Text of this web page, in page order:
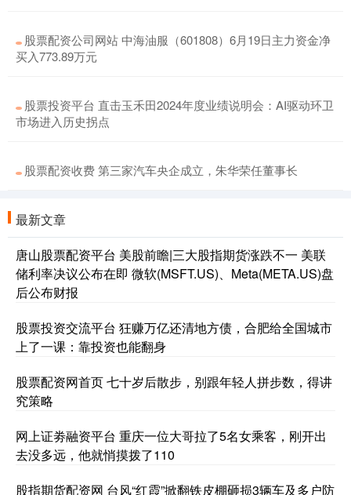
股票配资公司网站 中海油服（601808）6月19日主力资金净
买入773.89万元
股票投资平台 直击玉禾田2024年度业绩说明会：AI驱动环卫
市场进入历史拐点
股票配资收费 第三家汽车央企成立，朱华荣任董事长
最新文章
唐山股票配资平台 美股前瞻|三大股指期货涨跌不一 美联
储利率决议公布在即 微软(MSFT.US)、Meta(META.US)盘
后公布财报
股票投资交流平台 狂赚万亿还清地方债，合肥给全国城市
上了一课：靠投资也能翻身
股票配资网首页 七十岁后散步，别跟年轻人拼步数，得讲
究策略
网上证劵融资平台 重庆一位大哥拉了5名女乘客，刚开出
去没多远，他就悄摸拨了110
股指期货配资网 台风“红霞”掀翻铁皮棚砸损3辆车及多户防